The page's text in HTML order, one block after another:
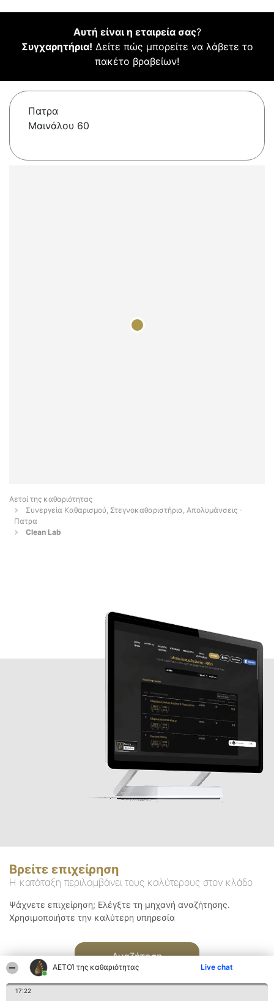
ΑΕΤΟΊ της καθαριότητας Live chat
17:22
Αυτή είναι η εταιρεία σας?
Συγχαρητήρια! Δείτε πώς μπορείτε να λάβετε το
πακέτο βραβείων!
Πατρα
Μαινάλου 60
Αετοί της καθαριότητας
Συνεργεία Καθαρισμού, Στεγνοκαθαριστήρια, Απολυμάνσεις -
Πατρα
Clean Lab
Βρείτε επιχείρηση
Η κατάταξη περιλαμβάνει τους καλύτερους στον κλάδο
Ψάχνετε επιχείρηση; Ελέγξτε τη μηχανή αναζήτησης.
Χρησιμοποιήστε την καλύτερη υπηρεσία
Αναζήτηση